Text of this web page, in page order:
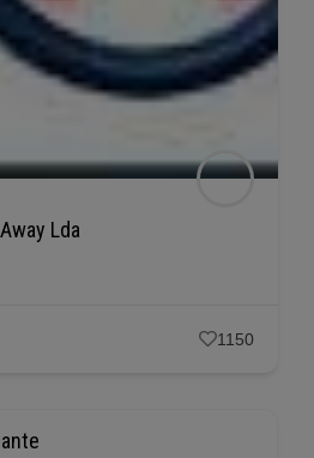
Lda
1150